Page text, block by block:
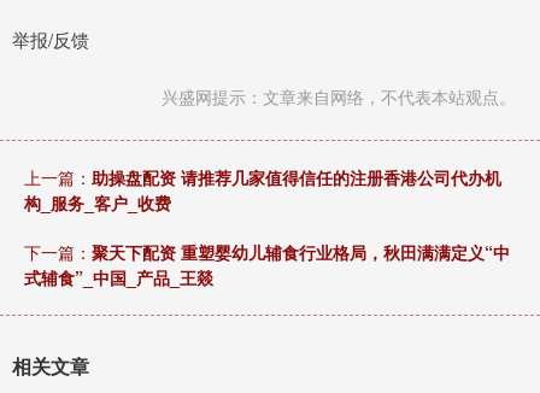
举报/反馈
兴盛网提示：文章来自网络，不代表本站观点。
上一篇： 助操盘配资 请推荐几家值得信任的注册香港公司代办机
构_服务_客户_收费
下一篇： 聚天下配资 重塑婴幼儿辅食行业格局，秋田满满定义“中
式辅食”_中国_产品_王燚
相关文章